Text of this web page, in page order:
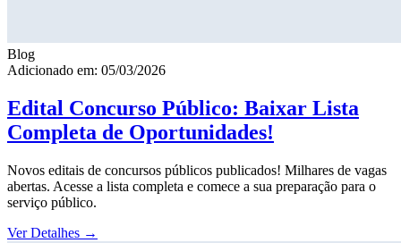
Blog
Adicionado em: 05/03/2026
Edital Concurso Público: Baixar Lista
Completa de Oportunidades!
Novos editais de concursos públicos publicados! Milhares de vagas
abertas. Acesse a lista completa e comece a sua preparação para o
serviço público.
Ver Detalhes →